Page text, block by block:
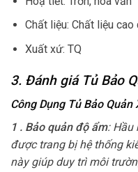
Chất liệu: Chất liệu cao
Xuất xứ: TQ
3. Đánh giá Tủ Bảo
Công Dụng Tủ Bảo Quản
1 . Bảo quản độ ẩm: Hầu
được trang bị hệ thống
này giúp duy trì môi